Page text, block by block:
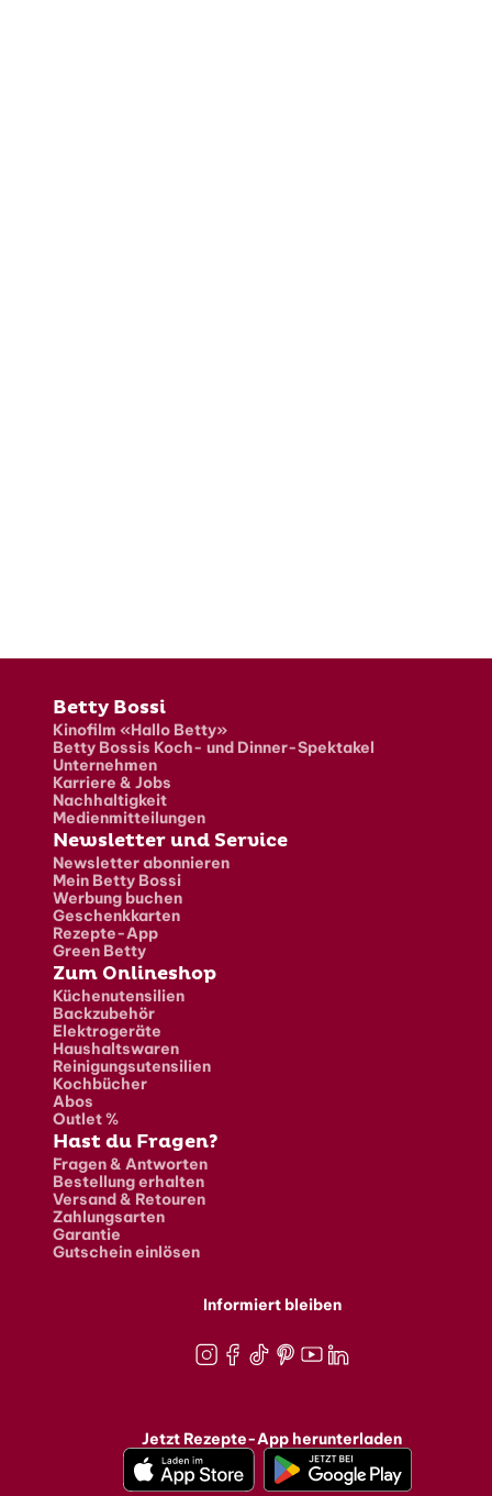
Fusszeile
Betty Bossi
Kinofilm «Hallo Betty»
Betty Bossis Koch- und Dinner-Spektakel
Unternehmen
Karriere & Jobs
Nachhaltigkeit
Medienmitteilungen
Newsletter und Service
Newsletter abonnieren
Mein Betty Bossi
Werbung buchen
Geschenkkarten
Rezepte-App
Green Betty
Zum Onlineshop
Küchenutensilien
Backzubehör
Elektrogeräte
Haushaltswaren
Reinigungsutensilien
Kochbücher
Abos
Outlet %
Hast du Fragen?
Fragen & Antworten
Bestellung erhalten
Versand & Retouren
Zahlungsarten
Garantie
Gutschein einlösen
Informiert bleiben
Jetzt Rezepte-App herunterladen